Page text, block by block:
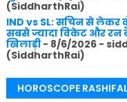
(SiddharthRai)
IND vs SL: सचिन से
सबसे ज्यादा विकेट और रन
खिलाड़ी- 8/6/2026-
(SiddharthRai)
HOROSCOPE RASHIFAL